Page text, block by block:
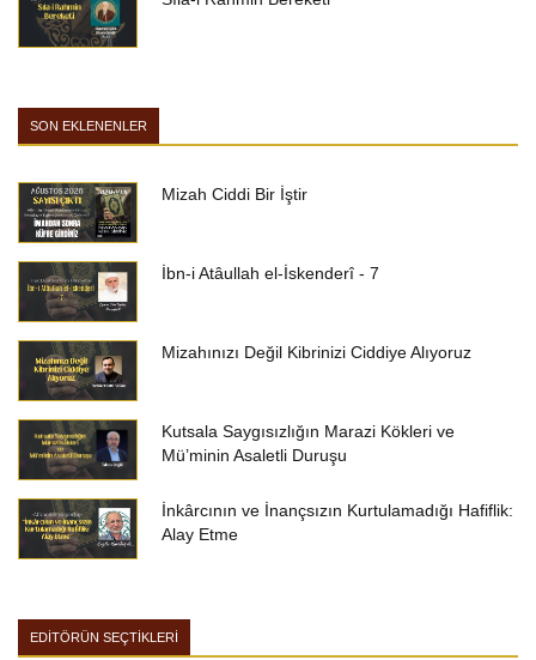
SON EKLENENLER
Mizah Ciddi Bir İştir
İbn-i Atâullah el-İskenderî - 7
Mizahınızı Değil Kibrinizi Ciddiye Alıyoruz
Kutsala Saygısızlığın Marazi Kökleri ve
Mü’minin Asaletli Duruşu
İnkârcının ve İnançsızın Kurtulamadığı Hafiflik:
Alay Etme
EDİTÖRÜN SEÇTİKLERİ